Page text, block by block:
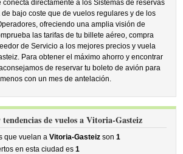
directamente a los Sistemas de reservas
bajo coste que de vuelos regulares y de los
ofreciendo una amplia visión de
las tarifas de tu billete aéreo, compra
de Servicio a los mejores precios y vuela
Para obtener el máximo ahorro y encontrar
de reservar tu boleto de avión para
con un mes de antelación.
tendencias de vuelos a Vitoria-Gasteiz
que vuelan aVitoria-Gasteiz son1
en esta ciudad es1